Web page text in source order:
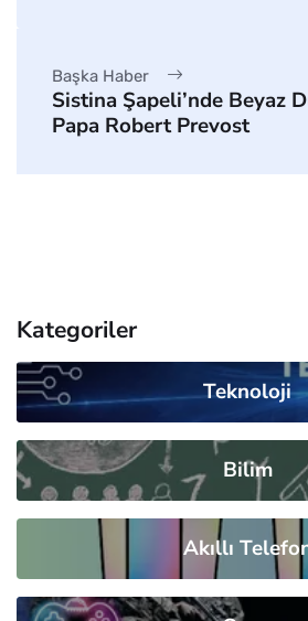
Başka Haber
Sistina Şapeli’nde Beyaz
Papa Robert Prevost
Kategoriler
Teknoloji
Bilim
Akıllı